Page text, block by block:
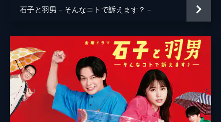
（おいでやす小田）にぶつけるが…。
甘実（久保史緒里）が留学し、まともな推理
ができないと悟った塩介（おいでやす小田）
は裏メニューを封印。だがある日、幼なじみ
の律奈（馬場園梓）が強引に注文し…。
9分
石子と羽男－そんなコトで訴えます？－